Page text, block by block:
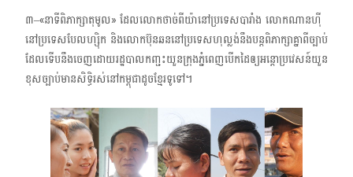
៣–«នាទីពិភាក្សាតុមូល» ដែលលោកថាច់ពីយ៉ា​នៅប្រទេសបារាំង​ លោកណាន​ហ៊ី​
នៅប្រទេសបែលហ្ស៊ិក​ និង​លោក​ប៊ុន​ឆននៅប្រទេសហុល្លង់​នឹងបន្តពិភាក្សាគ្នាពីច្បាប់
ដែលទើបនឹងចេញដោយរដ្ឋបាលកញ្ជះយួនក្រុងភ្នំពេញបើកដៃឲ្យអន្តោប្រវេសន៍យួន
ខុសច្បាប់មានសិទ្ធិរស់នៅកម្ពុជាដូចខ្មែរទូទៅ។